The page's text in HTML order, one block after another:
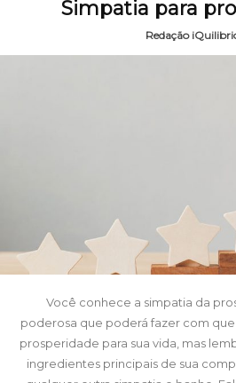
Simpatia para
Redação
Você conhece a simpatia da
poderosa que poderá fazer com
prosperidade para sua vida, mas
ingredientes principais de sua